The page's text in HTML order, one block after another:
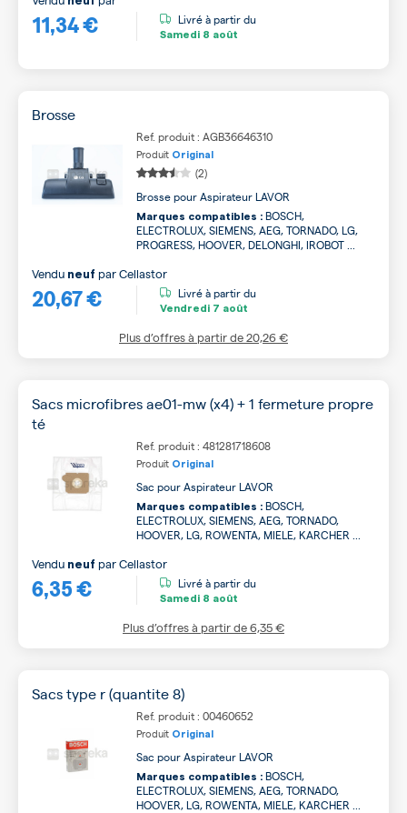
11,34 € Livré à partir du
Samedi 8 août
Brosse
Ref. produit : AGB36646310
Produit Original
(2)
Brosse pour Aspirateur LAVOR
Marques compatibles : BOSCH,
ELECTROLUX, SIEMENS, AEG, TORNADO, LG,
PROGRESS, HOOVER, DELONGHI, IROBOT ...
20,67 €
Vendu neuf parCellastor
Livré à partir du
Vendredi 7 août
Plus d’offres à partir de20,26 €
Sacs microfibres ae01-mw (x4) + 1 fermeture propre
té
Ref. produit : 481281718608
Produit Original
Sac pour Aspirateur LAVOR
Marques compatibles : BOSCH,
ELECTROLUX, SIEMENS, AEG, TORNADO,
HOOVER, LG, ROWENTA, MIELE, KARCHER ...
6,35 €
Vendu neuf parCellastor
Livré à partir du
Samedi 8 août
Plus d’offres à partir de6,35 €
Sacs type r (quantite 8)
Ref. produit : 00460652
Produit Original
Sac pour Aspirateur LAVOR
Marques compatibles : BOSCH,
ELECTROLUX, SIEMENS, AEG, TORNADO,
HOOVER, LG, ROWENTA, MIELE, KARCHER ...